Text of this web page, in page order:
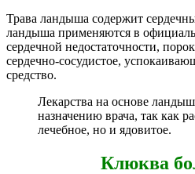
Трава ландыша содержит
ландыша применяются в
сердечной недостаточности,
сердечно-сосудистое,
средство.
Лекарства на основе
назначению врача, так как
лечебное, но и ядовитое.
Клюква